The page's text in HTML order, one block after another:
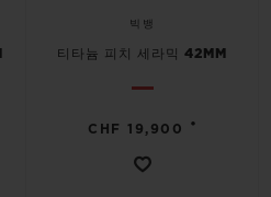
빅뱅
티타늄 피치 세라믹 42MM
CHF 19,900 •